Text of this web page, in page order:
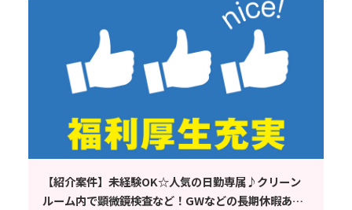
【紹介案件】未経験OK☆人気の日勤専属♪クリーン
ルーム内で顕微鏡検査など！GWなどの長期休暇あり